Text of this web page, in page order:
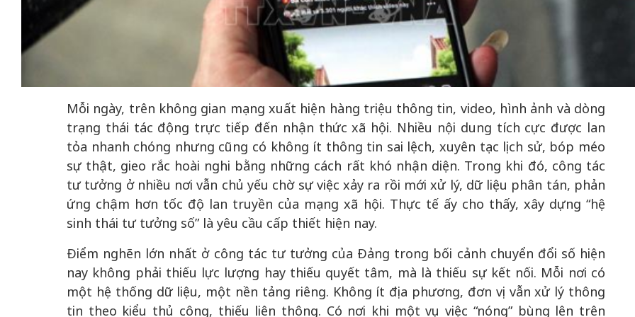
Mỗi ngày, trên không gian mạng xuất hiện hàng triệu thông tin, video, hình ảnh và dòng
trạng thái tác động trực tiếp đến nhận thức xã hội. Nhiều nội dung tích cực được lan
tỏa nhanh chóng nhưng cũng có không ít thông tin sai lệch, xuyên tạc lịch sử, bóp méo
sự thật, gieo rắc hoài nghi bằng những cách rất khó nhận diện. Trong khi đó, công tác
tư tưởng ở nhiều nơi vẫn chủ yếu chờ sự việc xảy ra rồi mới xử lý, dữ liệu phân tán, phản
ứng chậm hơn tốc độ lan truyền của mạng xã hội. Thực tế ấy cho thấy, xây dựng “hệ
sinh thái tư tưởng số” là yêu cầu cấp thiết hiện nay.
Điểm nghẽn lớn nhất ở công tác tư tưởng của Đảng trong bối cảnh chuyển đổi số hiện
nay không phải thiếu lực lượng hay thiếu quyết tâm, mà là thiếu sự kết nối. Mỗi nơi có
một hệ thống dữ liệu, một nền tảng riêng. Không ít địa phương, đơn vị vẫn xử lý thông
tin theo kiểu thủ công, thiếu liên thông. Có nơi khi một vụ việc “nóng” bùng lên trên
Hà Nội vững bước vào
không gian phát triển
mới - Kỳ 5: Thủ đô qua
lăng kính số hóa
50 năm Việt Nam gia
nhập UNESCO: Khơi
nguồn nội lực văn hóa,
định hình vị thế kiến
tạo | Kỳ 4: Sáng kiến
làm nên diện mạo mới
50 năm Việt Nam gia
nhập UNESCO: Khơi
nguồn nội lực văn hóa,
định hình vị thế kiến
tạo | Kỳ 3: Hội nhập
quốc tế bằng bản lĩnh
Việt Nam
50 năm Việt
nhập
nguồn nội lực
định hình vị
tạo | Kỳ 1:
hòa bình thể
quyết định